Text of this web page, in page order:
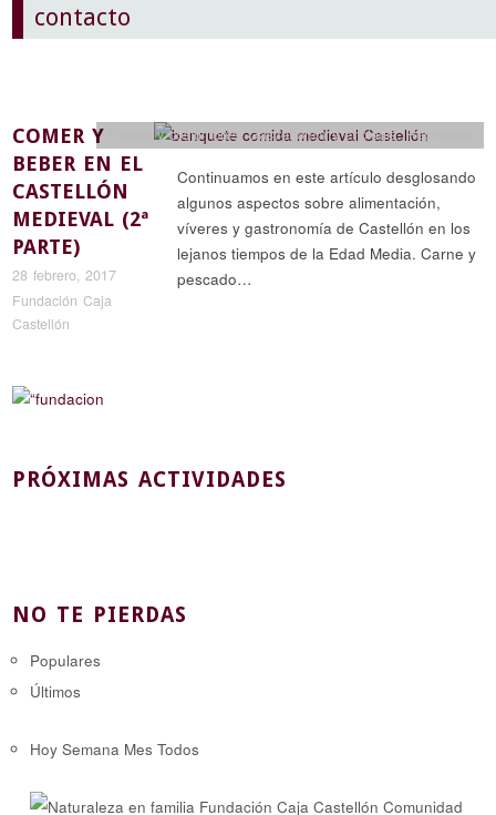
contacto
COMER Y
BEBER EN EL
CASTELLÓN
MEDIEVAL (2ª
PARTE)
28 febrero, 2017
Fundación Caja
Castellón
Fiestas y costumbres ,Gastronomía y enología,Reportajes
Continuamos en este artículo desglosando
algunos aspectos sobre alimentación,
víveres y gastronomía de Castellón en los
lejanos tiempos de la Edad Media. Carne y
pescado…
PRÓXIMAS ACTIVIDADES
NO TE PIERDAS
Populares
Últimos
Hoy Semana Mes Todos